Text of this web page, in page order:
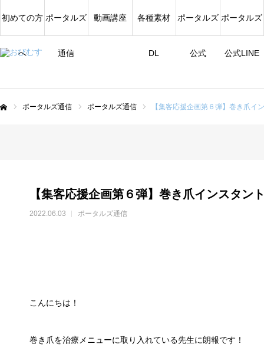
初めての方
へ
ポータルズ
通信
動画講座 各種素材
DL
ポータルズ
公式
ポータルズ
公式LINE
ポータルズ通信 ポータルズ通信 【集客応援企画第６弾】巻き爪イ
【集客応援企画第６弾】巻き爪インスタン
2022.06.03 ポータルズ通信
こんにちは！
巻き爪を治療メニューに取り入れている先生に朗報です！